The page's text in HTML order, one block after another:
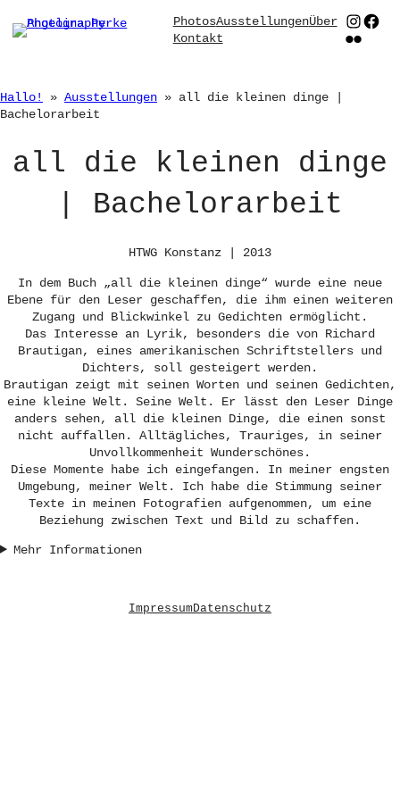
Inhalt
springen
PhotosAusstellungenÜber
Kontakt
Flickr
Hallo! » Ausstellungen » all die kleinen dinge |
Bachelorarbeit
all die kleinen dinge
| Bachelorarbeit
HTWG Konstanz | 2013
In dem Buch „all die kleinen dinge“ wurde eine neue
Ebene für den Leser geschaffen, die ihm einen weiteren
Zugang und Blickwinkel zu Gedichten ermöglicht.
Das Interesse an Lyrik, besonders die von Richard
Brautigan, eines amerikanischen Schriftstellers und
Dichters, soll gesteigert werden.
Brautigan zeigt mit seinen Worten und seinen Gedichten,
eine kleine Welt. Seine Welt. Er lässt den Leser Dinge
anders sehen, all die kleinen Dinge, die einen sonst
nicht auffallen. Alltägliches, Trauriges, in seiner
Unvollkommenheit Wunderschönes.
Diese Momente habe ich eingefangen. In meiner engsten
Umgebung, meiner Welt. Ich habe die Stimmung seiner
Texte in meinen Fotografien aufgenommen, um eine
Beziehung zwischen Text und Bild zu schaffen.
Mehr Informationen
ImpressumDatenschutz